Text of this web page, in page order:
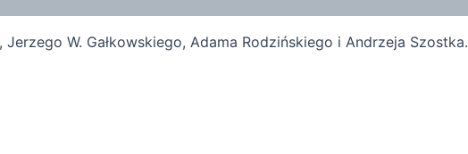
W. Gałkowskiego, Adama Rodzińskiego i Andrzeja Szostka.